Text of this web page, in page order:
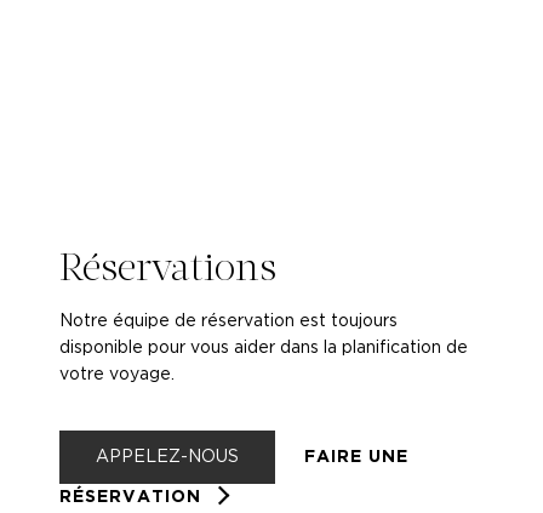
Réservations
Notre équipe de réservation est toujours
disponible pour vous aider dans la planification de
votre voyage.
APPELEZ-NOUS FAIRE UNE
RÉSERVATION